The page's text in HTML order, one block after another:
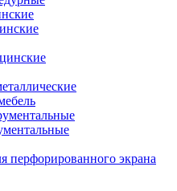
перфорированного экрана